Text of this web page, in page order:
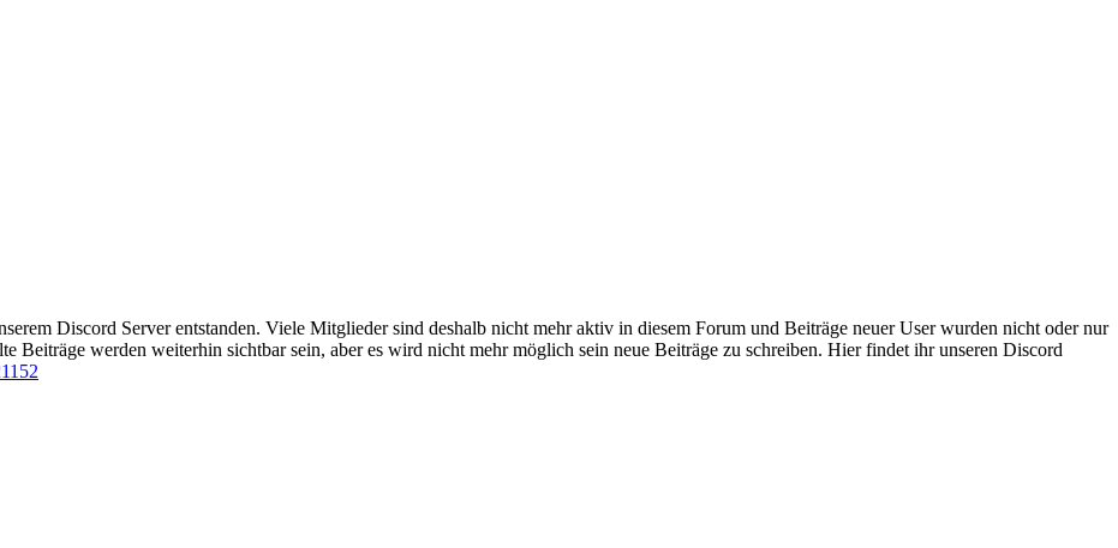
Discord Server entstanden. Viele Mitglieder sind deshalb nicht mehr aktiv in diesem Forum und Beiträge neuer User wurden nicht oder nur
Beiträge werden weiterhin sichtbar sein, aber es wird nicht mehr möglich sein neue Beiträge zu schreiben. Hier findet ihr unseren Discord